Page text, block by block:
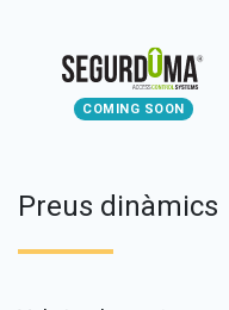
COMING SOON
Preus dinàmics